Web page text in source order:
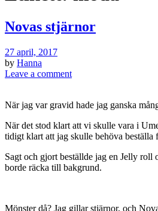
Novas stjärnor
27 april, 2017
by Hanna
Leave a comment
När jag var gravid hade jag ganska
När det stod klart att vi skulle vara i
tidigt klart att jag skulle behöva beställa
Sagt och gjort beställde jag en Jelly
borde räcka till bakgrund.
Mönster då? Jag gillar stjärnor, och